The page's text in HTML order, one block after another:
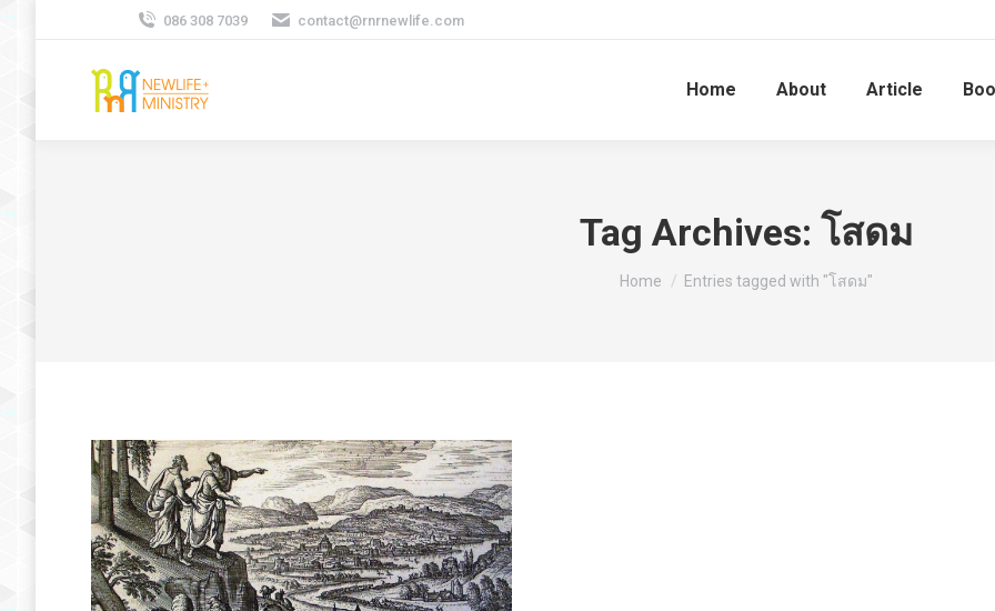
086 308 7039 contact@rnrnewlife.com
Home About Article
Tag Archives: โสดม
You are here:
Home Entries tagged with "โสดม"